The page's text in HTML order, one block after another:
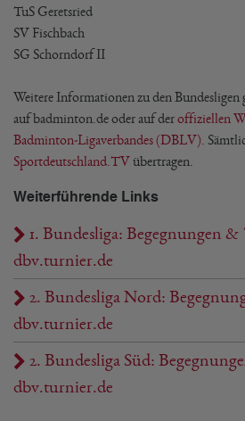
TuS Geretsried
SV Fischbach
SG Schorndorf II
Weitere Informationen zu den Bundesligen
auf badminton.de oder auf deroffiziellen
Badminton-Ligaverbandes (DBLV) .
Sportdeutschland.TVübertragen.
Weiterführende Links
1. Bundesliga: Begegnungen &
dbv.turnier.de
2. Bundesliga Nord:
dbv.turnier.de
2. Bundesliga Süd:
dbv.turnier.de